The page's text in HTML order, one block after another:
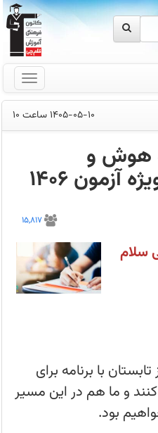
1405-05-10 ساعت 10
هوش و
1406
15,817
سلام
با برنامه برای
و ما هم در این مسیر
بود.